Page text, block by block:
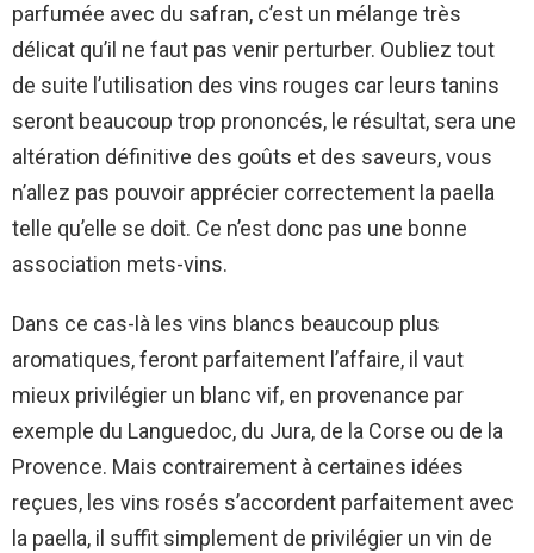
parfumée avec du safran, c’est un mélange très
délicat qu’il ne faut pas venir perturber. Oubliez tout
de suite l’utilisation des vins rouges car leurs tanins
seront beaucoup trop prononcés, le résultat, sera une
altération définitive des goûts et des saveurs, vous
n’allez pas pouvoir apprécier correctement la paella
telle qu’elle se doit. Ce n’est donc pas une bonne
association mets-vins.
Dans ce cas-là les vins blancs beaucoup plus
aromatiques, feront parfaitement l’affaire, il vaut
mieux privilégier un blanc vif, en provenance par
exemple du Languedoc, du Jura, de la Corse ou de la
Provence. Mais contrairement à certaines idées
reçues, les vins rosés s’accordent parfaitement avec
la paella, il suffit simplement de privilégier un vin de